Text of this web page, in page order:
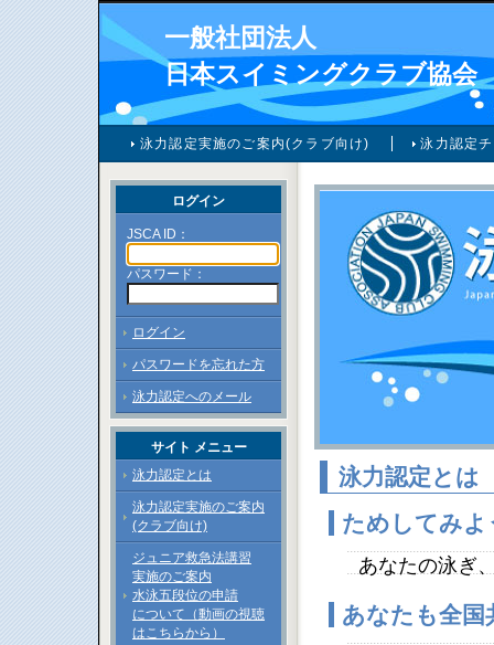
一般社団法人
日本スイミングクラブ協会
泳力認定実施のご案内(クラブ向け) 泳力認定
泳力認定とは
ためしてみよ
あなたの泳ぎ
あなたも全国
ログイン
JSCA ID：
パスワード：
ログイン
パスワードを忘れた方
泳力認定へのメール
サイト メニュー
泳力認定とは
泳力認定実施のご案内
(クラブ向け)
ジュニア救急法講習
実施のご案内
水泳五段位の申請
について（動画の視聴
はこちらから）